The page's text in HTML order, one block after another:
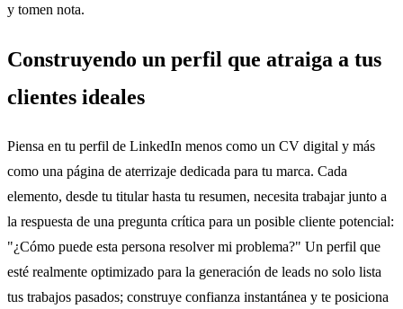
y tomen nota.
Construyendo un perfil que atraiga a tus
clientes ideales
Piensa en tu perfil de LinkedIn menos como un CV digital y más
como una página de aterrizaje dedicada para tu marca. Cada
elemento, desde tu titular hasta tu resumen, necesita trabajar junto a
la respuesta de una pregunta crítica para un posible cliente potencial:
"¿Cómo puede esta persona resolver mi problema?" Un perfil que
esté realmente optimizado para la generación de leads no solo lista
tus trabajos pasados; construye confianza instantánea y te posiciona